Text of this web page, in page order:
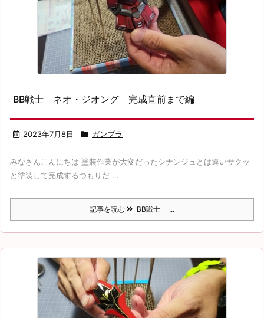
BB戦士 ネオ・ジオング 完成直前まで編
2023年7月8日 ガンプラ
みなさんこんにちは 塗装作業が大変だったシナンジュとは違いサクッ
と塗装して完成するつもりだ ...
記事を読む BB戦士 ...